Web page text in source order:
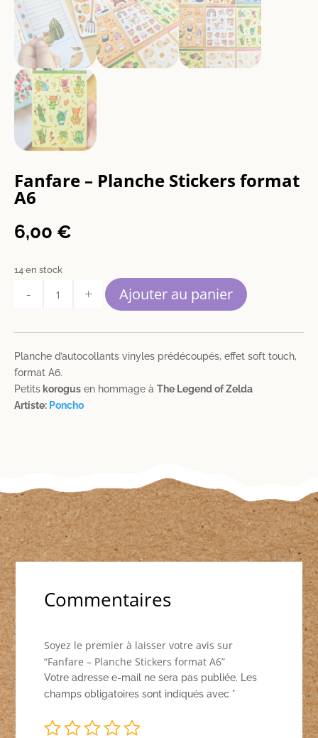
Fanfare – Planche Stickers format
A6
6,00 €
14 en stock
-
Planche
Stickers
format
A6
Ajouter au panier
Planche d’autocollants vinyles prédécoupés, effet soft touch,
format A6.
Petits korogus en hommage à The Legend of Zelda
Artiste: Poncho
Commentaires
Soyez le premier à laisser votre avis sur
“Fanfare – Planche Stickers format A6”
Votre adresse e-mail ne sera pas publiée.
Les
champs obligatoires sont indiqués avec *